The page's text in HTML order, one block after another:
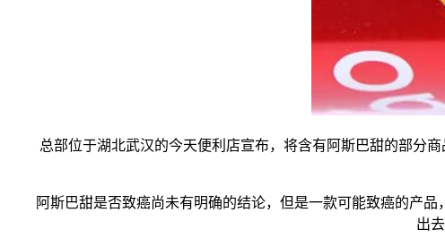
总部位于湖北武汉的今天便利店宣布，将含有阿斯巴甜的部分商
阿斯巴甜是否致癌尚未有明确的结论，但是一款可能致癌的产品
出